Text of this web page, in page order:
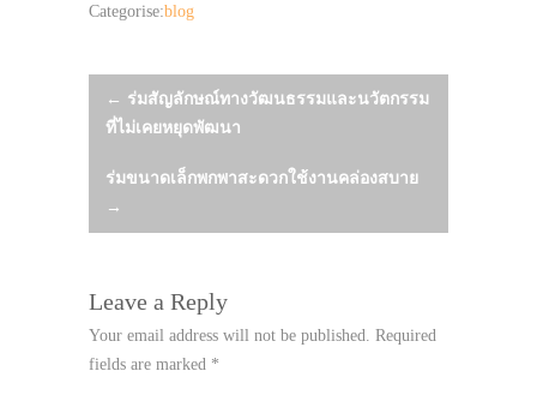
Categorise:blog
Post
navigation
← ร่มสัญลักษณ์ทางวัฒนธรรมและนวัตกรรม
ที่ไม่เคยหยุดพัฒนา
ร่มขนาดเล็กพกพาสะดวกใช้งานคล่องสบาย
→
Leave a Reply
Your email address will not be published. Required
fields are marked *